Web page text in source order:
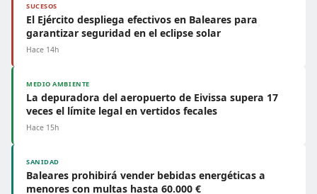
SUCESOS
El Ejército despliega efectivos en Baleares para
garantizar seguridad en el eclipse solar
Hace 14h
MEDIO AMBIENTE
La depuradora del aeropuerto de Eivissa supera 17
veces el límite legal en vertidos fecales
Hace 15h
SANIDAD
Baleares prohibirá vender bebidas energéticas a
menores con multas hasta 60.000 €